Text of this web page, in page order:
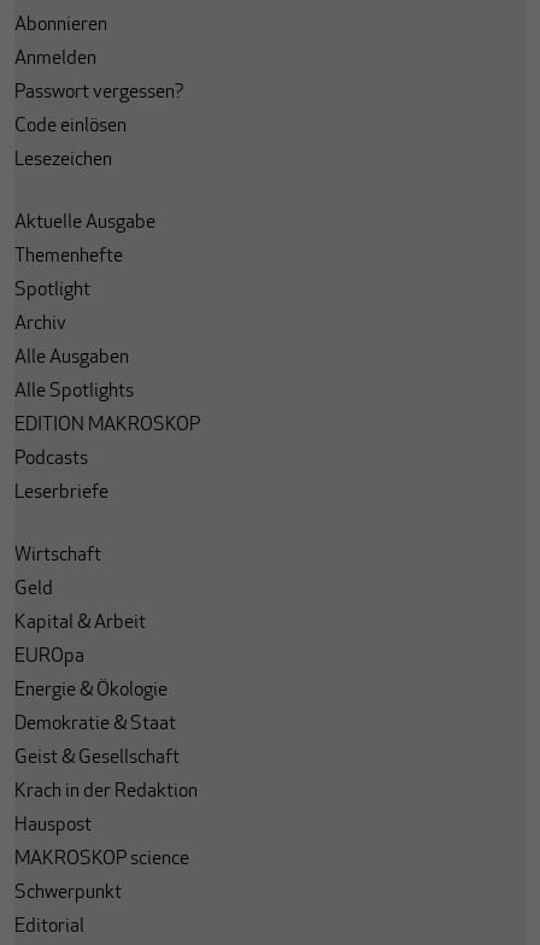
Abonnieren
Anmelden
Passwort vergessen?
Code einlösen
Lesezeichen
Aktuelle Ausgabe
Themenhefte
Spotlight
Archiv
Alle Ausgaben
Alle Spotlights
EDITION MAKROSKOP
Podcasts
Leserbriefe
Wirtschaft
Geld
Kapital & Arbeit
EUROpa
Energie & Ökologie
Demokratie & Staat
Geist & Gesellschaft
Krach in der Redaktion
Hauspost
MAKROSKOP science
Schwerpunkt
Editorial